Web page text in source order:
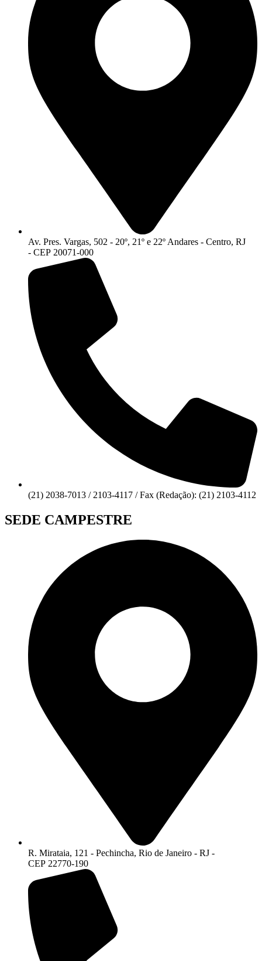
Av. Pres. Vargas, 502 - 20º, 21º e 22º Andares - Centro, RJ
- CEP 20071-000
(21) 2038-7013 / 2103-4117 / Fax (Redação): (21) 2103-4112
SEDE CAMPESTRE
R. Mirataia, 121 - Pechincha, Rio de Janeiro - RJ -
CEP 22770-190